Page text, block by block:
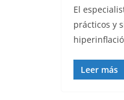
El
prácticos y
Leer más